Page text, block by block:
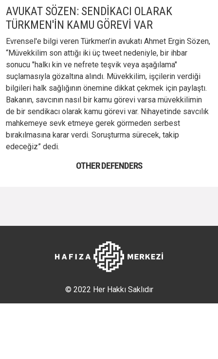
AVUKAT SÖZEN: SENDİKACI OLARAK
TÜRKMEN'İN KAMU GÖREVİ VAR
Evrensel'e bilgi veren Türkmen’in avukatı Ahmet Ergin Sözen,
“Müvekkilim son attığı iki üç tweet nedeniyle, bir ihbar
sonucu "halkı kin ve nefrete teşvik veya aşağılama"
suçlamasıyla gözaltına alındı. Müvekkilim, işçilerin verdiği
bilgileri halk sağlığının önemine dikkat çekmek için paylaştı.
Bakanın, savcının nasıl bir kamu görevi varsa müvekkilimin
de bir sendikacı olarak kamu görevi var. Nihayetinde savcılık
mahkemeye sevk etmeye gerek görmeden serbest
bırakılmasına karar verdi. Soruşturma sürecek, takip
edeceğiz” dedi.
OTHER DEFENDERS
© 2022 Her Hakkı Saklıdır